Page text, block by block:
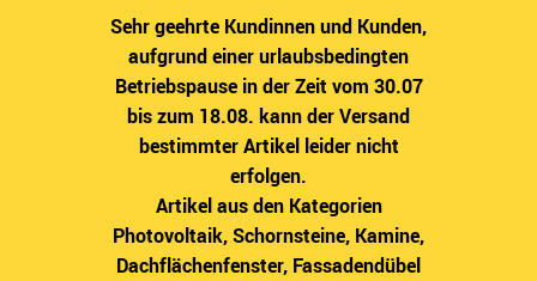
Sehr geehrte Kundinnen und Kunden,
aufgrund einer urlaubsbedingten
Betriebspause in der Zeit vom 30.07
bis zum 18.08. kann der Versand
bestimmter Artikel leider nicht
erfolgen.
Artikel aus den Kategorien
Photovoltaik, Schornsteine, Kamine,
Dachflächenfenster, Fassadendübel